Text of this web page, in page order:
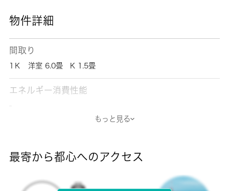
物件詳細
間取り
1Ｋ 洋室 6.0畳 K 1.5畳
エネルギー消費性能
-
もっと見る
最寄から都心へのアクセス